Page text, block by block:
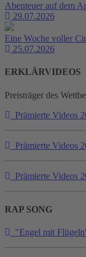
Abenteuer auf dem
29.07.2026
Eine Woche voller
25.07.2026
ERKLÄRVIDEOS
Preisträger des
Prämierte Videos
Prämierte Videos
Prämierte Videos
RAP SONG
"Engel mit